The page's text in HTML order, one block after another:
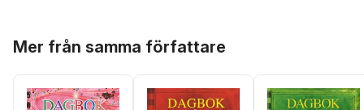
Mer från samma författare